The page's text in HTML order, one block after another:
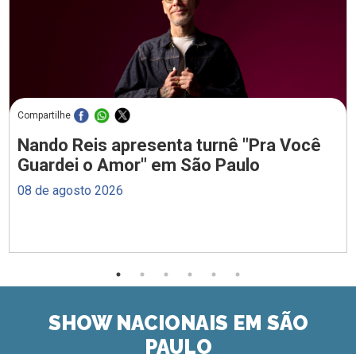
Compartilhe
Nando Reis apresenta turnê "Pra Você
Guardei o Amor" em São Paulo
08 de agosto 2026
SHOW NACIONAIS EM SÃO
PAULO